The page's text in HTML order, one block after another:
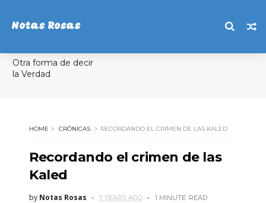
Notas Rosas
Otra forma de decir
la Verdad
HOME CRÓNICAS RECORDANDO EL CRIMEN DE LAS KALED
Recordando el crimen de las
Kaled
by Notas Rosas 7 YEARS AGO 1 MINUTE READ